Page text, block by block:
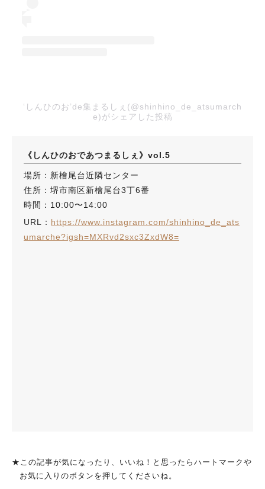
‘しんひのお’de集まるしぇ(@shinhino_de_atsumarch
e)がシェアした投稿
《しんひのおであつまるしぇ》vol.5
場所：新檜尾台近隣センター
住所：堺市南区新檜尾台3丁6番
時間：10:00〜14:00
URL： https://www.instagram.com/shinhino_de_ats
umarche?igsh=MXRvd2sxc3ZxdW8=
★この記事が気になったり、いいね！と思ったらハートマークや
お気に入りのボタンを押してくださいね。
#あなたはどっち？